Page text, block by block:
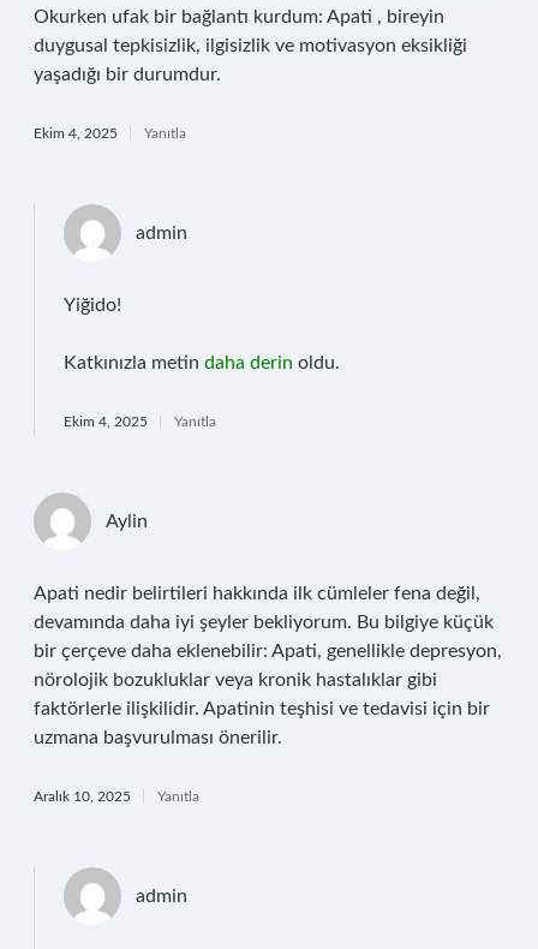
Okurken ufak bir bağlantı kurdum: Apati , bireyin
duygusal tepkisizlik, ilgisizlik ve motivasyon eksikliği
yaşadığı bir durumdur.
Ekim 4, 2025 Yanıtla
admin
Yiğido!
Katkınızla metin daha derin oldu.
Ekim 4, 2025 Yanıtla
Aylin
Apati nedir belirtileri hakkında ilk cümleler fena değil,
devamında daha iyi şeyler bekliyorum. Bu bilgiye küçük
bir çerçeve daha eklenebilir: Apati, genellikle depresyon,
nörolojik bozukluklar veya kronik hastalıklar gibi
faktörlerle ilişkilidir. Apatinin teşhisi ve tedavisi için bir
uzmana başvurulması önerilir.
Aralık 10, 2025 Yanıtla
admin